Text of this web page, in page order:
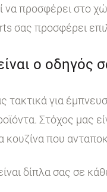
προσφέρει στο
σας προσφέρει
ο οδηγός
τακτικά για
Στόχος μας
κουζίνα που
δίπλα σας σε